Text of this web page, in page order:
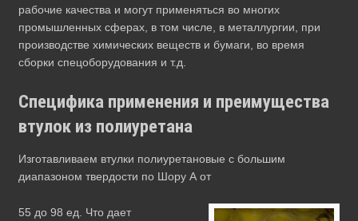
рабочие качества и могут применяться во многих
промышленных сферах, в том числе, в металлургии, при
производстве химических веществ и бумаги, во время
сборки спецоборудования и т.д.
Специфика применения и преимущества
втулок из полиуретана
Изготавливаем втулки полиуретановые с большим
диапазоном твердости по Шору А от
55 до 98 ед. Что дает